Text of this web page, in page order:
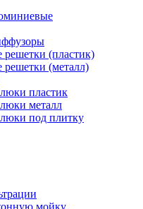
(пластик)
(металл)
пластик
металл
под плитку
мойку